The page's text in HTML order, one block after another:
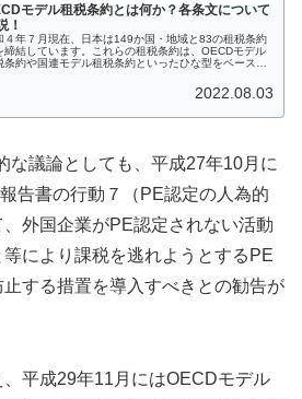
モデル租税条約とは何か？各条文について
！
４年７月現在、日本は149か国・地域と83の租税条約
締結しています。これらの租税条約は、OECDモデル
条約や国連モデル租税条約といったひな型をベースに
2022.08.03
な議論としても、平成27年10月に
告書の行動７（PE認定の人為的
外国企業がPE認定されない活動
により課税を逃れようとするPE
する措置を導入すべきとの勧告が
、平成29年11月にはOECDモデル